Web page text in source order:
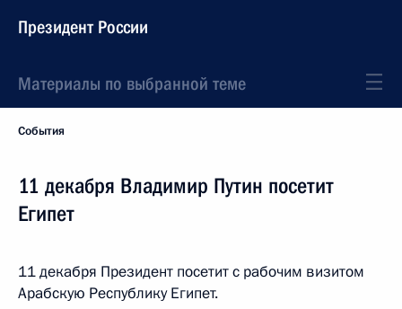
Президент России
Материалы по выбранной теме
События
11 декабря Владимир Путин посетит
Египет
11 декабря Президент посетит с рабочим визитом
Арабскую Республику Египет.